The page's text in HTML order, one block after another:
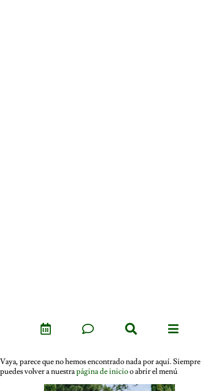
Vaya, parece que no hemos encontrado nada por aquí. Siempre
puedes volver a nuestrapágina de inicioo abrir el menú